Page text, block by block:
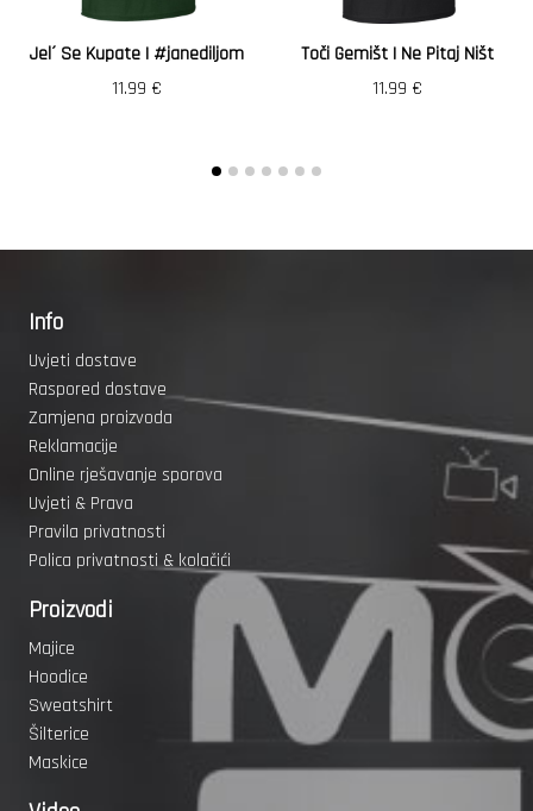
Jel´ Se Kupate | #janediljom
11.99 €
Toči Gemišt I Ne Pitaj Ništ
11.99 €
Info
Uvjeti dostave
Raspored dostave
Zamjena proizvoda
Reklamacije
Online rješavanje sporova
Uvjeti & Prava
Pravila privatnosti
Polica privatnosti & kolačići
Proizvodi
Majice
Hoodice
Sweatshirt
Šilterice
Maskice